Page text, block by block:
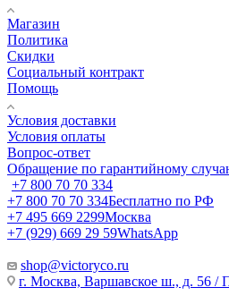
Магазин
Политика
Скидки
Социальный контракт
Помощь
Условия доставки
Условия оплаты
Вопрос-ответ
Обращение по гарантийному
+7 800 70 70 334
+7 800 70 70 334Бесплатно по РФ
+7 495 669 2299Москва
+7 (929) 669 29 59WhatsApp
shop@victoryco.ru
г. Москва, Варшавское ш., д. 56 /